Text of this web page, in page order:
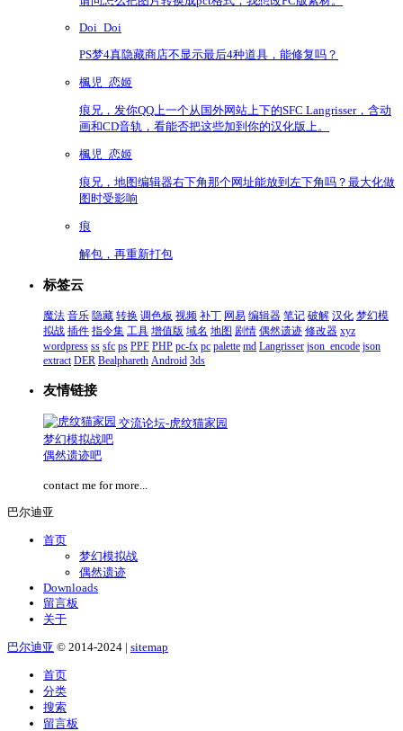
Doi_Doi
PS梦4真隐藏商店不显示最后4种道具，能修复吗？
楓児_恋姬
痕兄，发你QQ上一个从国外网站上下的SFC Langrisser，含动
画和CD音轨，看能否把这些加到你的汉化版上。
楓児_恋姬
痕兄，地图编辑器右下角那个网址能放到左下角吗？最大化做
图时受影响
痕
解包，再重新打包
标签云
魔法 音乐 隐藏 转换 调色板 视频 补丁 网易 编辑器 笔记 破解 汉化 梦幻模
拟战 插件 指令集 工具 增值版 域名 地图 剧情 偶然遗迹 修改器 xyz
wordpress ss sfc ps PPF PHP pc-fx pc palette md Langrisser json_encode json
extract DER Bealphareth Android 3ds
友情链接
交流论坛-虎纹猫家园
梦幻模拟战吧
偶然遗迹吧
contact me for more...
巴尔迪亚
首页
梦幻模拟战
偶然遗迹
Downloads
留言板
关于
巴尔迪亚 © 2014-2024 | sitemap
首页
分类
搜索
留言板